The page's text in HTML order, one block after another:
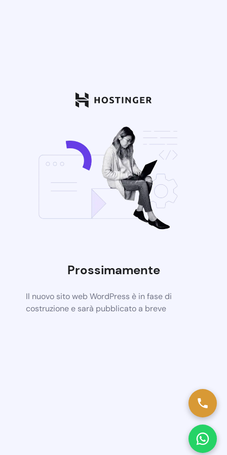
Prossimamente
Il nuovo sito web WordPress è in fase di
costruzione e sarà pubblicato a breve